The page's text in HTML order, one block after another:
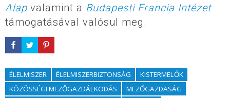
Alap valamint a Budapesti Francia Intézet
támogatásával valósul meg.
ÉLELMISZER ÉLELMISZERBIZTONSÁG
KISTERMELŐK
KÖZÖSSÉGI MEZŐGAZDÁLKODÁS
MEZŐGAZDASÁG